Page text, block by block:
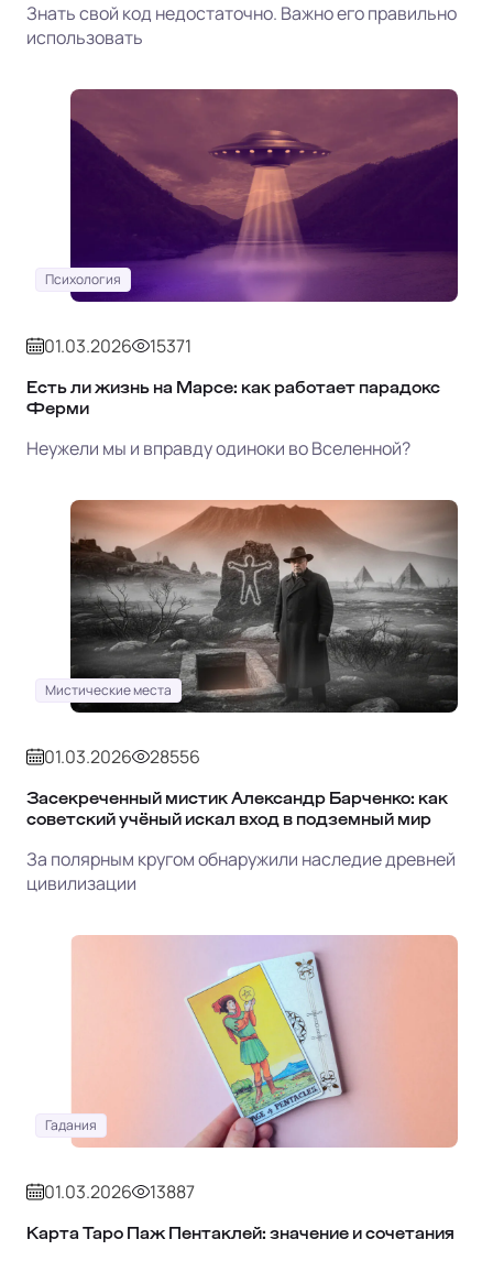
Знать свой код недостаточно. Важно его правильно
использовать
Психология
01.03.2026 15371
Есть ли жизнь на Марсе: как работает парадокс
Ферми
Неужели мы и вправду одиноки во Вселенной?
Мистические места
01.03.2026 28556
Засекреченный мистик Александр Барченко: как
советский учёный искал вход в подземный мир
За полярным кругом обнаружили наследие древней
цивилизации
Гадания
01.03.2026 13887
Карта Таро Паж Пентаклей: значение и сочетания